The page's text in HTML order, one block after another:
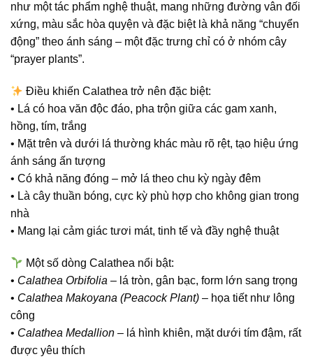
như một tác phẩm nghệ thuật, mang những đường vân đối
xứng, màu sắc hòa quyện và đặc biệt là khả năng “chuyển
động” theo ánh sáng – một đặc trưng chỉ có ở nhóm cây
“prayer plants”.
Điều khiến Calathea trở nên đặc biệt:
• Lá có hoa văn độc đáo, pha trộn giữa các gam xanh,
hồng, tím, trắng
• Mặt trên và dưới lá thường khác màu rõ rệt, tạo hiệu ứng
ánh sáng ấn tượng
• Có khả năng đóng – mở lá theo chu kỳ ngày đêm
• Là cây thuần bóng, cực kỳ phù hợp cho không gian trong
nhà
• Mang lại cảm giác tươi mát, tinh tế và đầy nghệ thuật
Một số dòng Calathea nổi bật:
• Calathea Orbifolia – lá tròn, gân bạc, form lớn sang trọng
• Calathea Makoyana (Peacock Plant) – họa tiết như lông
công
• Calathea Medallion – lá hình khiên, mặt dưới tím đậm, rất
được yêu thích